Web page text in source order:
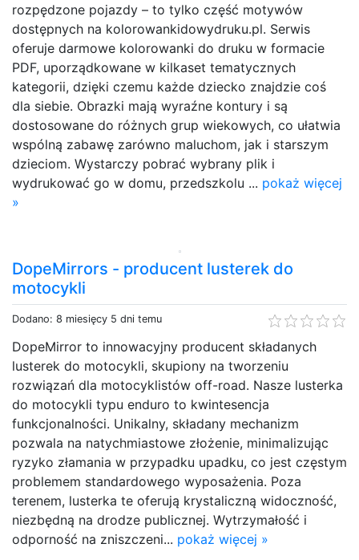
rozpędzone pojazdy – to tylko część motywów
dostępnych na kolorowankidowydruku.pl. Serwis
oferuje darmowe kolorowanki do druku w formacie
PDF, uporządkowane w kilkaset tematycznych
kategorii, dzięki czemu każde dziecko znajdzie coś
dla siebie. Obrazki mają wyraźne kontury i są
dostosowane do różnych grup wiekowych, co ułatwia
wspólną zabawę zarówno maluchom, jak i starszym
dzieciom. Wystarczy pobrać wybrany plik i
wydrukować go w domu, przedszkolu ... pokaż więcej
»
DopeMirrors - producent lusterek do
motocykli
Dodano: 8 miesięcy 5 dni temu
DopeMirror to innowacyjny producent składanych
lusterek do motocykli, skupiony na tworzeniu
rozwiązań dla motocyklistów off-road. Nasze lusterka
do motocykli typu enduro to kwintesencja
funkcjonalności. Unikalny, składany mechanizm
pozwala na natychmiastowe złożenie, minimalizując
ryzyko złamania w przypadku upadku, co jest częstym
problemem standardowego wyposażenia. Poza
terenem, lusterka te oferują krystaliczną widoczność,
niezbędną na drodze publicznej. Wytrzymałość i
odporność na zniszczeni... pokaż więcej »